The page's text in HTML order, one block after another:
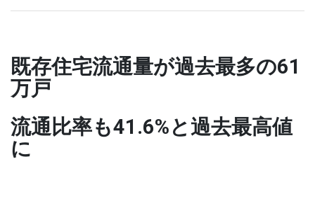
既存住宅流通量が過去最多の61
万戸
流通比率も41.6%と過去最高値
に